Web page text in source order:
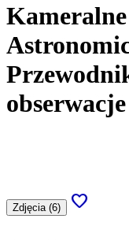
Zdjęcia (6) favorite